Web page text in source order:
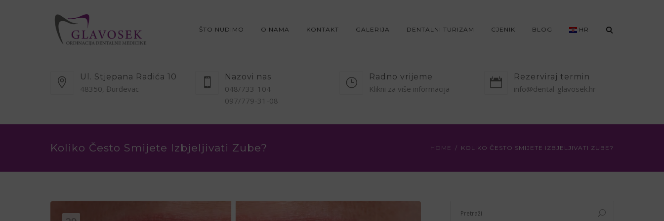
ŠTO NUDIMO O NAMA KONTAKT GALERIJA DENTALNI TURIZAM CJENIK BLOG HR
Ul. Stjepana Radića 10
48350, Đurđevac
Nazovi nas
048/733-104
097/779-31-08
Radno vrijeme
Klikni za više informacija
Rezerviraj termin
info@dental-glavosek.hr
Koliko Često Smijete Izbjeljivati Zube? HOME KOLIKO ČESTO SMIJETE IZBJELJIVATI ZUBE?